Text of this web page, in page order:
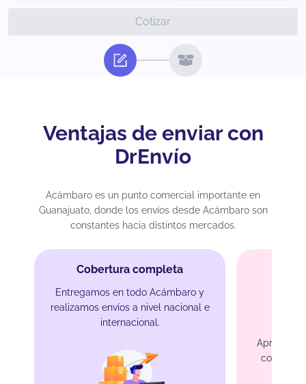
Cotizar
Ventajas de enviar con
DrEnvío
Acámbaro es un punto comercial importante en
Guanajuato, donde los envíos desde Acámbaro son
constantes hacia distintos mercados.
Cobertura completa
Entregamos en todo Acámbaro y
realizamos envíos a nivel nacional e
internacional.
con las